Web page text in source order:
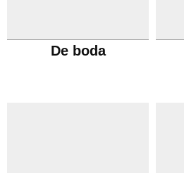
De boda